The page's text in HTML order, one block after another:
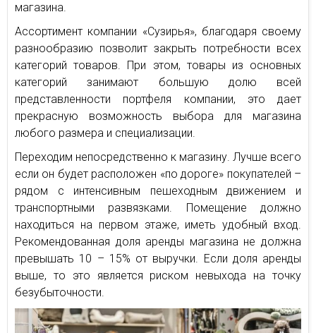
магазина.
Ассортимент компании «Сузирья», благодаря своему
разнообразию позволит закрыть потребности всех
категорий товаров. При этом, товары из основных
категорий занимают большую долю всей
представленности портфеля компании, это дает
прекрасную возможность выбора для магазина
любого размера и специализации.
Переходим непосредственно к магазину. Лучше всего
если он будет расположен «по дороге» покупателей –
рядом с интенсивным пешеходным движением и
транспортными развязками. Помещение должно
находиться на первом этаже, иметь удобный вход.
Рекомендованная доля аренды магазина не должна
превышать 10 – 15% от выручки. Если доля аренды
выше, то это является риском невыхода на точку
безубыточности.